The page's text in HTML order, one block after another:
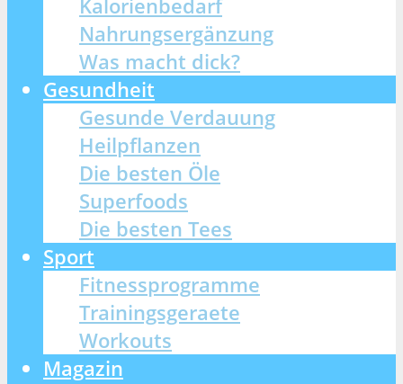
Kalorienbedarf
Nahrungsergänzung
Was macht dick?
Gesundheit
Gesunde Verdauung
Heilpflanzen
Die besten Öle
Superfoods
Die besten Tees
Sport
Fitnessprogramme
Trainingsgeraete
Workouts
Magazin